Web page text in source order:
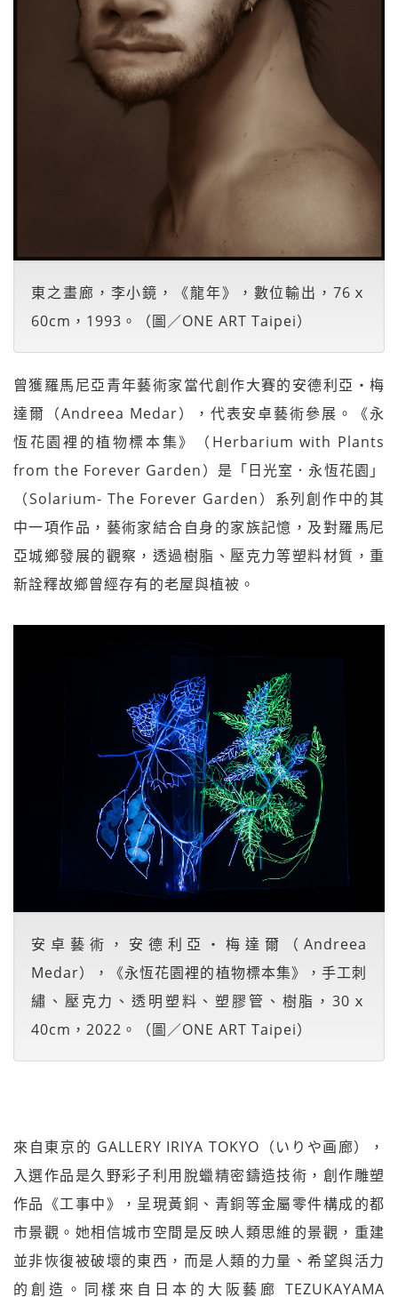
東之畫廊，李小鏡，《龍年》，數位輸出，76ｘ
60cm，1993。（圖／ONE ART Taipei）
曾獲羅馬尼亞青年藝術家當代創作大賽的安德利亞・梅
達爾（Andreea Medar），代表安卓藝術參展。《永
恆花園裡的植物標本集》（Herbarium with Plants
from the Forever Garden）是「日光室．永恆花園」
（Solarium- The Forever Garden）系列創作中的其
中一項作品，藝術家結合自身的家族記憶，及對羅馬尼
亞城鄉發展的觀察，透過樹脂、壓克力等塑料材質，重
新詮釋故鄉曾經存有的老屋與植被。
安卓藝術，安德利亞・梅達爾（Andreea
Medar），《永恆花園裡的植物標本集》，手工刺
繡、壓克力、透明塑料、塑膠管、樹脂，30ｘ
40cm，2022。（圖／ONE ART Taipei）
來自東京的 GALLERY IRIYA TOKYO（いりや画廊），
入選作品是久野彩子利用脫蠟精密鑄造技術，創作雕塑
作品《工事中》，呈現黃銅、青銅等金屬零件構成的都
市景觀。她相信城市空間是反映人類思維的景觀，重建
並非恢復被破壞的東西，而是人類的力量、希望與活力
的創造。同樣來自日本的大阪藝廊 TEZUKAYAMA